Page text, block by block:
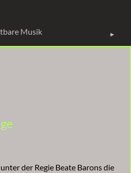
Musik
der Regie Beate Barons die